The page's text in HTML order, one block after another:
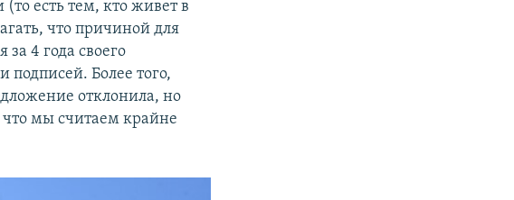
есть тем, кто живет в
что причиной для
4 года своего
подписей. Более того,
отклонила, но
мы считаем крайне